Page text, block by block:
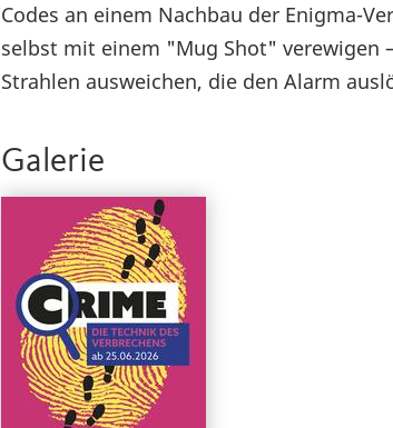
Codes an einem Nachbau der Enigma-
selbst mit einem "Mug Shot" verewigen
Strahlen ausweichen, die den Alarm
Galerie